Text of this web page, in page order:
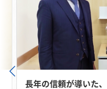
長年の信頼が導いた